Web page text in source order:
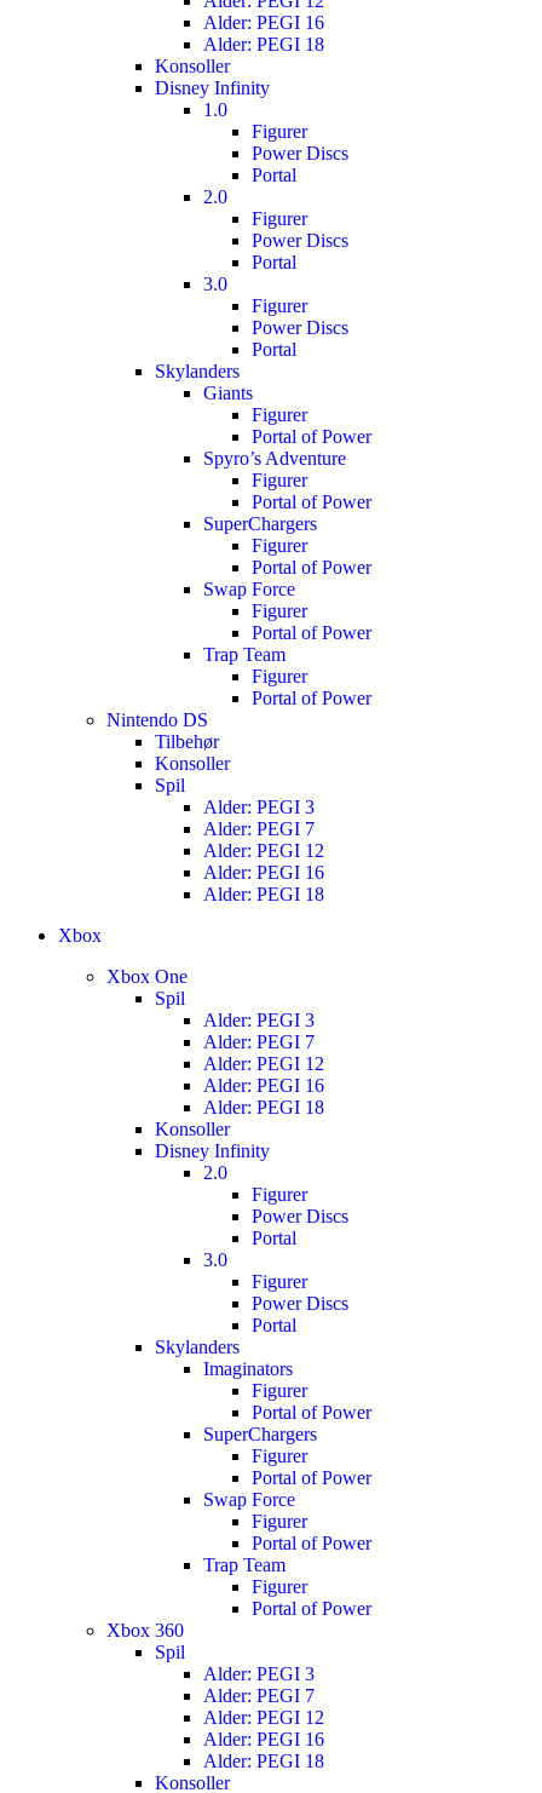
Alder: PEGI 16
Alder: PEGI 18
Konsoller
Disney Infinity
1.0
Figurer
Power Discs
Portal
2.0
Figurer
Power Discs
Portal
3.0
Figurer
Power Discs
Portal
Skylanders
Giants
Figurer
Portal of Power
Spyro’s Adventure
Figurer
Portal of Power
SuperChargers
Figurer
Portal of Power
Swap Force
Figurer
Portal of Power
Trap Team
Figurer
Portal of Power
Nintendo DS
Tilbehør
Konsoller
Spil
Alder: PEGI 3
Alder: PEGI 7
Alder: PEGI 12
Alder: PEGI 16
Alder: PEGI 18
Xbox
Xbox One
Spil
Alder: PEGI 3
Alder: PEGI 7
Alder: PEGI 12
Alder: PEGI 16
Alder: PEGI 18
Konsoller
Disney Infinity
2.0
Figurer
Power Discs
Portal
3.0
Figurer
Power Discs
Portal
Skylanders
Imaginators
Figurer
Portal of Power
SuperChargers
Figurer
Portal of Power
Swap Force
Figurer
Portal of Power
Trap Team
Figurer
Portal of Power
Xbox 360
Spil
Alder: PEGI 3
Alder: PEGI 7
Alder: PEGI 12
Alder: PEGI 16
Alder: PEGI 18
Konsoller